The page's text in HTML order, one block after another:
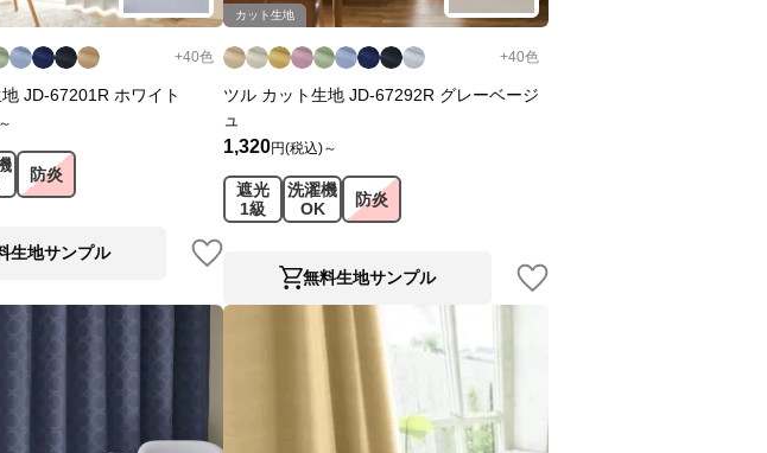
+40色
JD-67201R ホワイト
防炎
生地サンプル
カット生地
+40色
ツル カット生地 JD-67292R グレーベージ
ュ
1,320円(税込)～
遮光
1級
洗濯機
OK
防炎
無料生地サンプル